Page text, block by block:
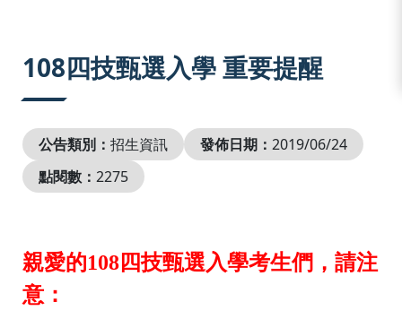
108四技甄選入學 重要提醒
公告類別： 招生資訊 發佈日期： 2019/06/24
點閱數： 2275
親愛的108四技甄選入學考生們，請注
意：